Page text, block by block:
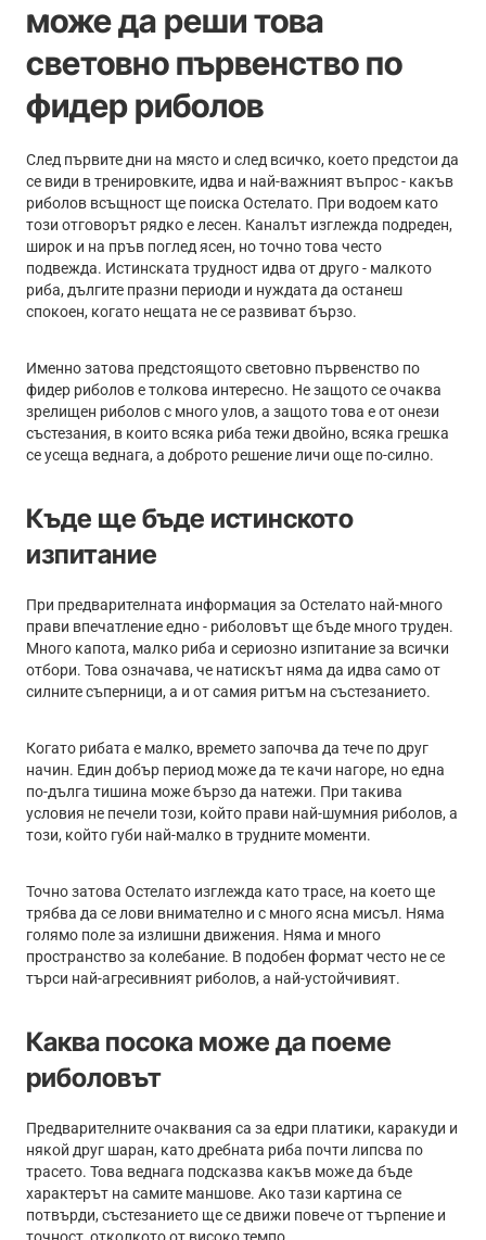
може да реши това
световно първенство по
фидер риболов
След първите дни на място и след всичко, което предстои да
се види в тренировките, идва и най-важният въпрос - какъв
риболов всъщност ще поиска Остелато. При водоем като
този отговорът рядко е лесен. Каналът изглежда подреден,
широк и на пръв поглед ясен, но точно това често
подвежда. Истинската трудност идва от друго - малкото
риба, дългите празни периоди и нуждата да останеш
спокоен, когато нещата не се развиват бързо.
Именно затова предстоящото световно първенство по
фидер риболов е толкова интересно. Не защото се очаква
зрелищен риболов с много улов, а защото това е от онези
състезания, в които всяка риба тежи двойно, всяка грешка
се усеща веднага, а доброто решение личи още по-силно.
Къде ще бъде истинското
изпитание
При предварителната информация за Остелато най-много
прави впечатление едно - риболовът ще бъде много труден.
Много капота, малко риба и сериозно изпитание за всички
отбори. Това означава, че натискът няма да идва само от
силните съперници, а и от самия ритъм на състезанието.
Когато рибата е малко, времето започва да тече по друг
начин. Един добър период може да те качи нагоре, но една
по-дълга тишина може бързо да натежи. При такива
условия не печели този, който прави най-шумния риболов, а
този, който губи най-малко в трудните моменти.
Точно затова Остелато изглежда като трасе, на което ще
трябва да се лови внимателно и с много ясна мисъл. Няма
голямо поле за излишни движения. Няма и много
пространство за колебание. В подобен формат често не се
търси най-агресивният риболов, а най-устойчивият.
Каква посока може да поеме
риболовът
Предварителните очаквания са за едри платики, каракуди и
някой друг шаран, като дребната риба почти липсва по
трасето. Това веднага подсказва какъв може да бъде
характерът на самите маншове. Ако тази картина се
потвърди, състезанието ще се движи повече от търпение и